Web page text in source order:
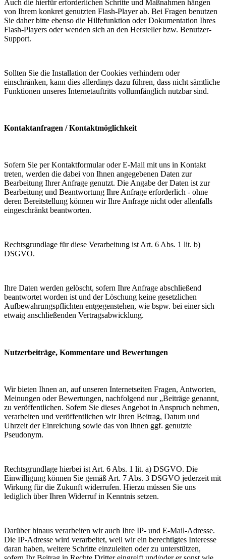
Auch die hierfür erforderlichen Schritte und Maßnahmen hängen
von Ihrem konkret genutzten Flash-Player ab. Bei Fragen benutzen
Sie daher bitte ebenso die Hilfefunktion oder Dokumentation Ihres
Flash-Players oder wenden sich an den Hersteller bzw. Benutzer-
Support.
Sollten Sie die Installation der Cookies verhindern oder
einschränken, kann dies allerdings dazu führen, dass nicht sämtliche
Funktionen unseres Internetauftritts vollumfänglich nutzbar sind.
Kontaktanfragen / Kontaktmöglichkeit
Sofern Sie per Kontaktformular oder E-Mail mit uns in Kontakt
treten, werden die dabei von Ihnen angegebenen Daten zur
Bearbeitung Ihrer Anfrage genutzt. Die Angabe der Daten ist zur
Bearbeitung und Beantwortung Ihre Anfrage erforderlich - ohne
deren Bereitstellung können wir Ihre Anfrage nicht oder allenfalls
eingeschränkt beantworten.
Rechtsgrundlage für diese Verarbeitung ist Art. 6 Abs. 1 lit. b)
DSGVO.
Ihre Daten werden gelöscht, sofern Ihre Anfrage abschließend
beantwortet worden ist und der Löschung keine gesetzlichen
Aufbewahrungspflichten entgegenstehen, wie bspw. bei einer sich
etwaig anschließenden Vertragsabwicklung.
Nutzerbeiträge, Kommentare und Bewertungen
Wir bieten Ihnen an, auf unseren Internetseiten Fragen, Antworten,
Meinungen oder Bewertungen, nachfolgend nur „Beiträge genannt,
zu veröffentlichen. Sofern Sie dieses Angebot in Anspruch nehmen,
verarbeiten und veröffentlichen wir Ihren Beitrag, Datum und
Uhrzeit der Einreichung sowie das von Ihnen ggf. genutzte
Pseudonym.
Rechtsgrundlage hierbei ist Art. 6 Abs. 1 lit. a) DSGVO. Die
Einwilligung können Sie gemäß Art. 7 Abs. 3 DSGVO jederzeit mit
Wirkung für die Zukunft widerrufen. Hierzu müssen Sie uns
lediglich über Ihren Widerruf in Kenntnis setzen.
Darüber hinaus verarbeiten wir auch Ihre IP- und E-Mail-Adresse.
Die IP-Adresse wird verarbeitet, weil wir ein berechtigtes Interesse
daran haben, weitere Schritte einzuleiten oder zu unterstützen,